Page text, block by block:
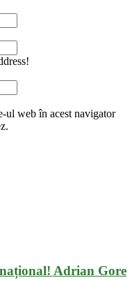
ul web în acest navigator
Adrian Gore